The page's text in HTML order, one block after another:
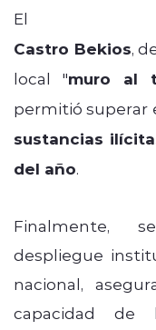
El
Castro Bekios,
local "muro al
permitió superar
sustancias
del año.
Finalmente,
despliegue
nacional,
capacidad de